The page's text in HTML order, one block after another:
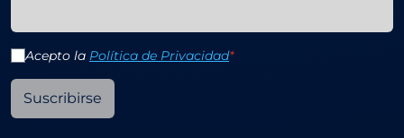
Acepto la Política de Privacidad*
Suscribirse